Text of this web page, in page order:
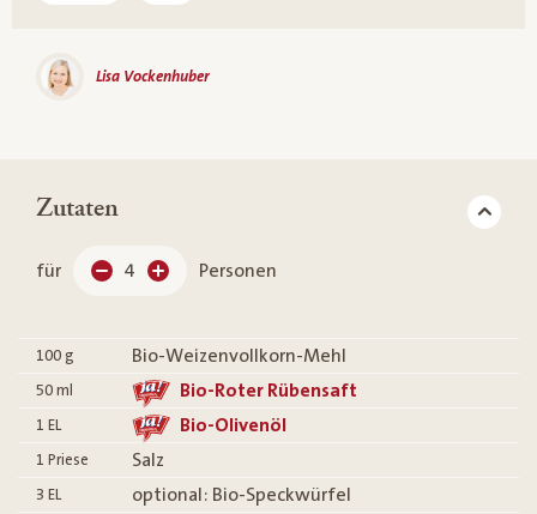
Lisa Vockenhuber
Zutaten
für 4 Personen
100 g Bio-Weizenvollkorn-Mehl
50 ml Bio-Roter Rübensaft
1 EL Bio-Olivenöl
1 Priese Salz
3 EL optional: Bio-Speckwürfel